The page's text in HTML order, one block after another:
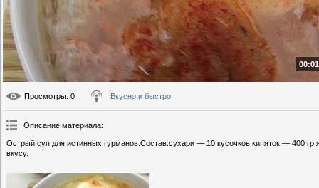
Просмотры: 0 Вкусно и быстро
Описание материала:
Острый суп для истинных гурманов.Состав:сухари — 10 кусочков;кипяток — 400
вкусу.